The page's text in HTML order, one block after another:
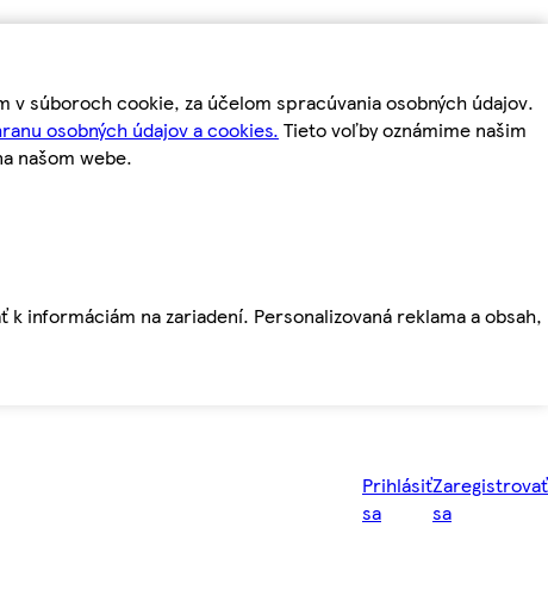
súboroch cookie, za účelom spracúvania osobných údajov.
osobných údajov a cookies. Tieto voľby oznámime našim
našom webe.
informáciám na zariadení. Personalizovaná reklama a obsah,
Prihlásiť
sa
Zaregistrovať
sa